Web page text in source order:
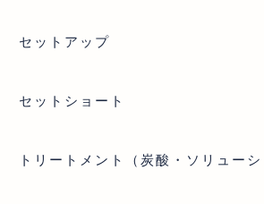
セットアップ
セットショート
トリートメント（炭酸・ソリュー